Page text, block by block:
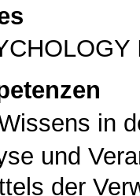
in
und
der